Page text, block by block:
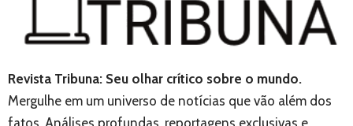
Revista Tribuna: Seu olhar crítico sobre o mundo.
Mergulhe em um universo de notícias que vão além dos